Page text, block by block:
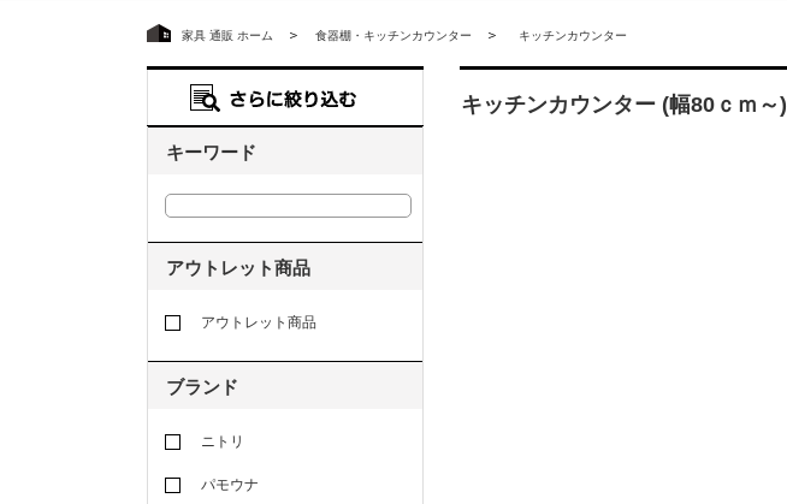
家具 通販 ホーム 食器棚・キッチンカウンター キッチンカウンター
キッチンカウンター (幅80ｃｍ～)
キーワード
アウトレット商品
アウトレット商品
ブランド
ニトリ
パモウナ